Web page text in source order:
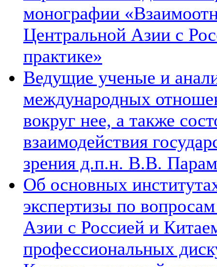
монографии
Центральной Азии с
практике»
Ведущие ученые и
международных
вокруг нее, а также
взаимодействия
зрения д.п.н. В.В.
Об основных
экспертизы по
Азии с Россией и
профессиональных